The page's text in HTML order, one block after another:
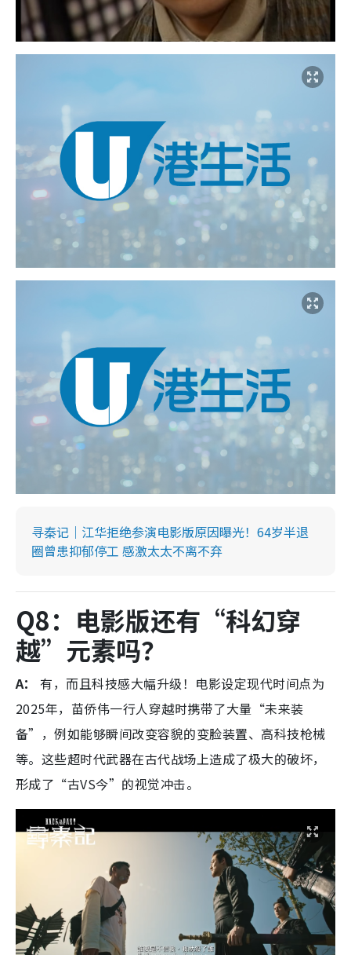
寻秦记｜江华拒绝参演电影版原因曝光！64岁半退
圈曾患抑郁停工 感激太太不离不弃
Q8：电影版还有“科幻穿
越”元素吗？
A：
有，而且科技感大幅升级！电影设定现代时间点为
2025年，苗侨伟一行人穿越时携带了大量“未来装
备”，例如能够瞬间改变容貌的变脸装置、高科技枪械
等。这些超时代武器在古代战场上造成了极大的破坏，
形成了“古VS今”的视觉冲击。